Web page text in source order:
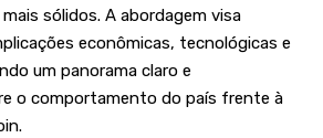
sólidos. A abordagem visa
econômicas, tecnológicas e
um panorama claro e
o comportamento do país frente à